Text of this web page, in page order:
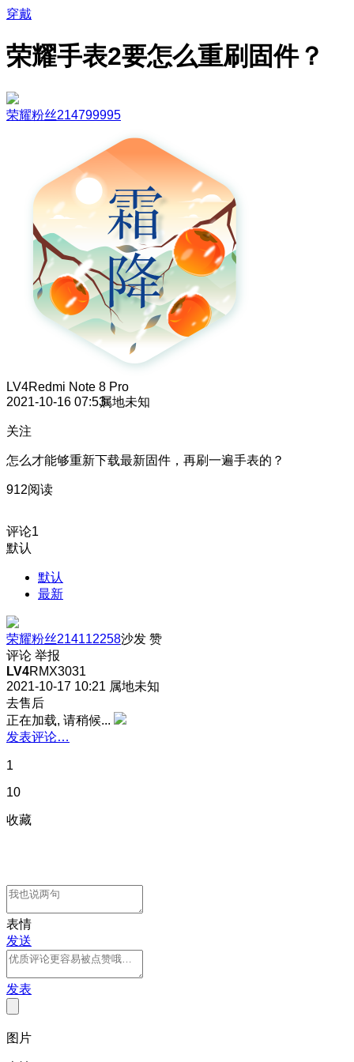
穿戴
荣耀手表2要怎么重刷固件？
荣耀粉丝214799995
LV4Redmi Note 8 Pro
2021-10-16 07:53属地未知
关注
怎么才能够重新下载最新固件，再刷一遍手表的？
912阅读
评论1
默认
默认
最新
荣耀粉丝214112258沙发 赞
评论 举报
LV4RMX3031
2021-10-17 10:21 属地未知
去售后
正在加载, 请稍候...
发表评论…
1
10
收藏
表情
发送
发表
图片